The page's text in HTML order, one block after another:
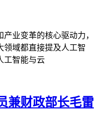
业变革的核心驱动力，
领域都直接提及人工智
工智能与云
兼财政部长毛雷